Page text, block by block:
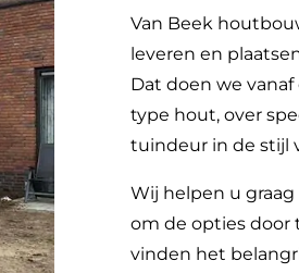
Van Beek
leveren en
Dat doen we
type hout, over
tuindeur in de stijl
Wij helpen u
om de opties door
vinden het